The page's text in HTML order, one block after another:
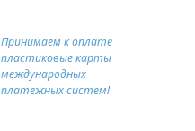
Принимаем к оплате
пластиковые карты
международных
платежных систем!